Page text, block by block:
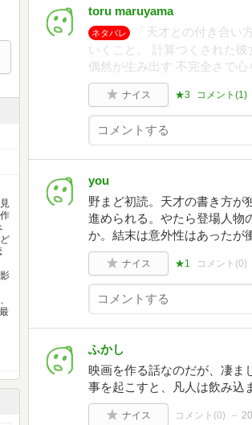
toru maruyama
ネタバレ
「天才との付き合い
いくこと。 計算つくされた
偶然が生み出す 不完全さで心
ナイス ★3 コメント(1)
you
野まど初読。天才の書き方が
進められる。やたら登場人物
か。結末は意外性はあったが
ナイス ★1 コメント(0)
ふかし
映画を作る話なのだが、凄ま
事を起こすと、凡人は飲み込
ナイス コメント(0)